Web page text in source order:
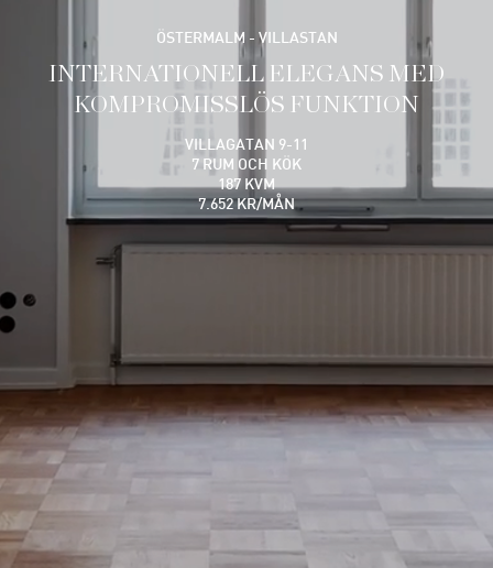
ÖSTERMALM - VILLASTAN
INTERNATIONELL ELEGANS MED
KOMPROMISSLÖS FUNKTION
VILLAGATAN 9-11
7 RUM OCH KÖK
187 KVM
7.652 KR/MÅN